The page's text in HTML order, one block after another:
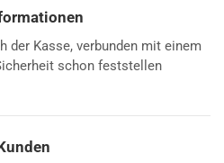
der Kasse, verbunden mit einem
schon feststellen